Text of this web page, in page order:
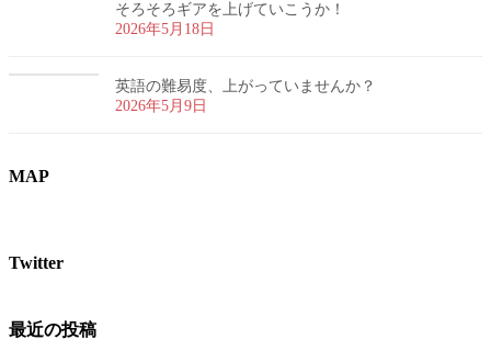
そろそろギアを上げていこうか！
2026年5月18日
英語の難易度、上がっていませんか？
2026年5月9日
MAP
Twitter
最近の投稿